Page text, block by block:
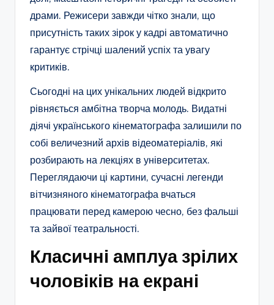
драми. Режисери завжди чітко знали, що
присутність таких зірок у кадрі автоматично
гарантує стрічці шалений успіх та увагу
критиків.
Сьогодні на цих унікальних людей відкрито
рівняється амбітна творча молодь. Видатні
діячі українського кінематографа залишили по
собі величезний архів відеоматеріалів, які
розбирають на лекціях в університетах.
Переглядаючи ці картини, сучасні легенди
вітчизняного кінематографа вчаться
працювати перед камерою чесно, без фальші
та зайвої театральності.
Класичні амплуа зрілих
чоловіків на екрані